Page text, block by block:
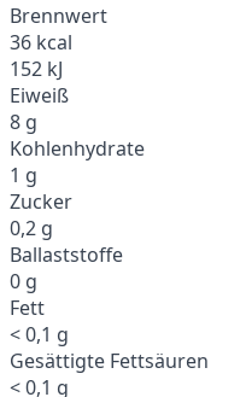
Brennwert
36 kcal
152 kJ
Eiweiß
8 g
Kohlenhydrate
1 g
Zucker
0,2 g
Ballaststoffe
0 g
Fett
< 0,1 g
Gesättigte Fettsäuren
< 0,1 g